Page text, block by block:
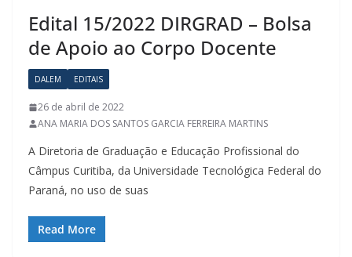
Edital 15/2022 DIRGRAD – Bolsa
de Apoio ao Corpo Docente
DALEM EDITAIS
26 de abril de 2022
ANA MARIA DOS SANTOS GARCIA FERREIRA MARTINS
A Diretoria de Graduação e Educação Profissional do
Câmpus Curitiba, da Universidade Tecnológica Federal do
Paraná, no uso de suas
Read More